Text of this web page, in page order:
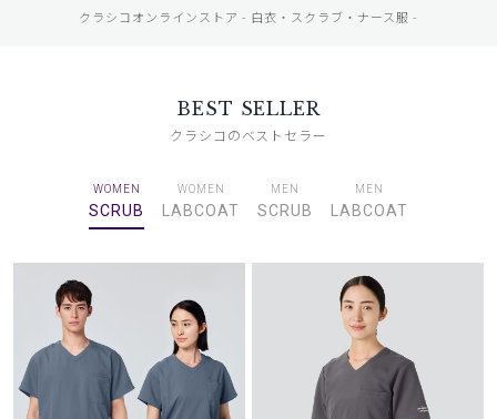
クラシコオンラインストア - 白衣・スクラブ・ナース服 -
BEST SELLER
クラシコのベストセラー
WOMEN
SCRUB
WOMEN
LABCOAT
MEN
SCRUB
MEN
LABCOAT